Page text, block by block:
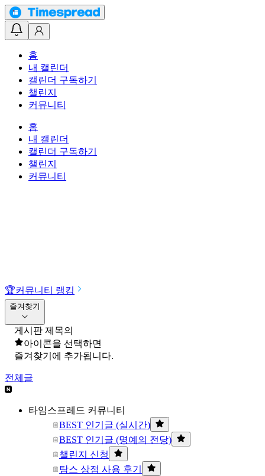
홈
내 캘린더
캘린더 구독하기
챌린지
커뮤니티
홈
내 캘린더
캘린더 구독하기
챌린지
커뮤니티
🏆커뮤니티 랭킹
즐겨찾기
게시판 제목의
아이콘을 선택하면
즐겨찾기에 추가됩니다.
전체글
타임스프레드 커뮤니티
BEST 인기글 (실시간)
BEST 인기글 (명예의 전당)
챌린지 신청
탐스 상점 사용 후기